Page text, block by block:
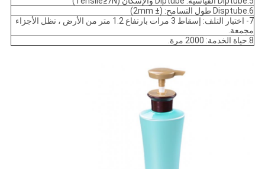
6.Disptube طول التسامح: (± 2mm)
7- اختبار التلف: إسقاط 3 مرات بارتفاع 1.2 متر من الأرض ، تظل الأجزاء
مجمعة.
8.حياة الخدمة: 2000 مرة.